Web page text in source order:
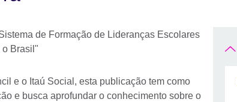
e o Itaú Social, esta publicação tem como
e busca aprofundar o conhecimento sobre o